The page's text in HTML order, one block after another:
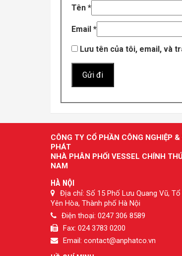
Tên *
Email *
Lưu tên của tôi, email, và
CÔNG TY CỔ PHẦN CÔNG NGHIỆP
PHÁT
NHÀ PHÂN PHỐI VESSEL CHÍNH
NAM
HÀ NỘI
Địa chỉ: Số 15 Phố Lưu Quang Vũ, Tổ
Yên Hòa, Thành phố Hà Nội
Điện thoại: 0247 306 8589
Fax: 024 3783 0200
Email: contact@anphatco.vn